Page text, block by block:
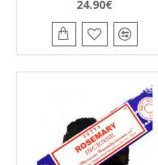
24.90€